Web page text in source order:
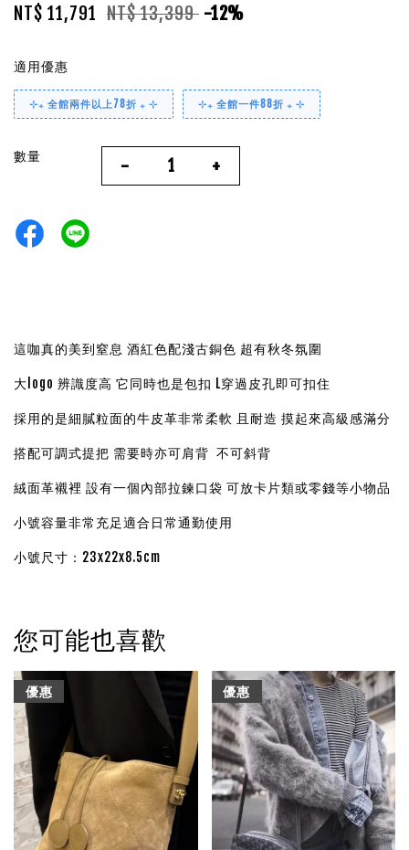
NT$ 11,791 NT$ 13,399 -12%
適用優惠
⊹₊ 全館兩件以上78折 ₊ ⊹ ⊹₊ 全館一件88折 ₊ ⊹
數量 - +
這咖真的美到窒息 酒紅色配淺古銅色 超有秋冬氛圍
大logo 辨識度高 它同時也是包扣 L穿過皮孔即可扣住
採用的是細膩粒面的牛皮革非常柔軟 且耐造 摸起來高級感滿分
搭配可調式提把 需要時亦可肩背 不可斜背
絨面革襯裡 設有一個內部拉鍊口袋 可放卡片類或零錢等小物品
小號容量非常充足適合日常通勤使用
小號尺寸：23x22x8.5cm
您可能也喜歡
優惠 優惠